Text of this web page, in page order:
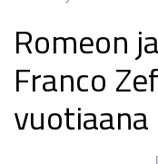
Romeon
Franco
vuotiaana